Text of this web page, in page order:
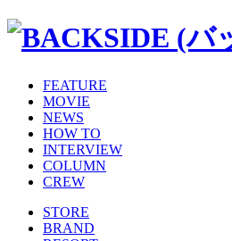
FEATURE
MOVIE
NEWS
HOW TO
INTERVIEW
COLUMN
CREW
STORE
BRAND